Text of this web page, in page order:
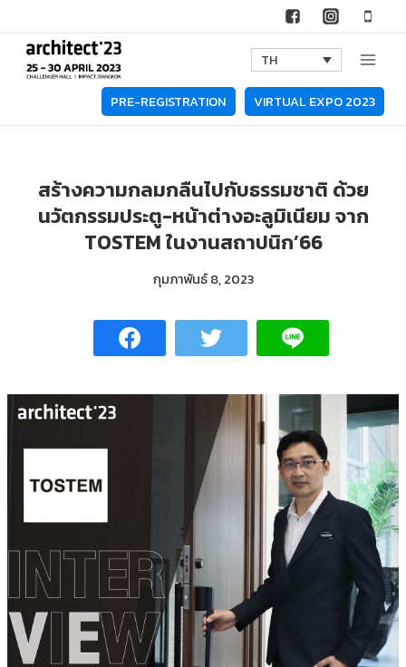
content
TH
PRE-REGISTRATION VIRTUAL EXPO 2023
สร้างความกลมกลืนไปกับธรรมชาติ ด้วย
นวัตกรรมประตู-หน้าต่างอะลูมิเนียม จาก
TOSTEM ในงานสถาปนิก’66
กุมภาพันธ์ 8, 2023